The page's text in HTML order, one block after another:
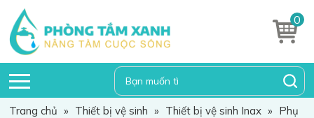
0
Trang chủ » Thiết bị vệ sinh » Thiết bị vệ sinh Inax » Phụ